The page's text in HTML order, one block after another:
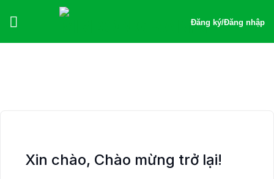
Đăng ký/Đăng nhập
Xin chào, Chào mừng trở lại!